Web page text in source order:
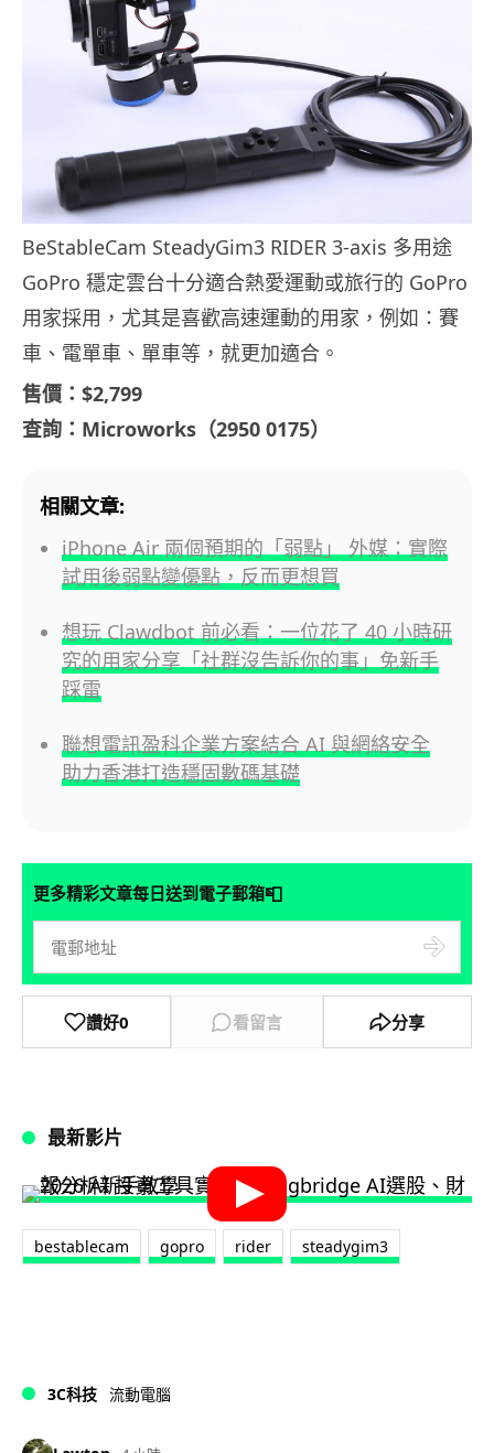
BeStableCam SteadyGim3 RIDER 3-axis 多用途
GoPro 穩定雲台十分適合熱愛運動或旅行的 GoPro
用家採用，尤其是喜歡高速運動的用家，例如：賽
車、電單車、單車等，就更加適合。
售價：$2,799
查詢：Microworks（2950 0175）
相關文章:
iPhone Air 兩個預期的「弱點」 外媒：實際
試用後弱點變優點，反而更想買
想玩 Clawdbot 前必看：一位花了 40 小時研
究的用家分享「社群沒告訴你的事」免新手
踩雷
聯想電訊盈科企業方案結合 AI 與網絡安全
助力香港打造穩固數碼基礎
更多精彩文章每日送到電子郵箱📮
讚好0 看留言 分享
最新影片
bestablecam gopro rider steadygim3
3C科技 流動電腦